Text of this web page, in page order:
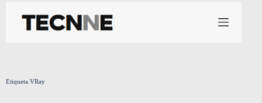
contenido
Etiqueta VRay